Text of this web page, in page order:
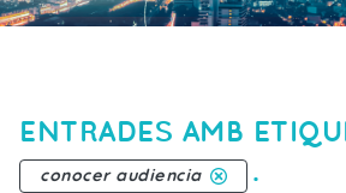
ENTRADES AMB
conocer audiencia .